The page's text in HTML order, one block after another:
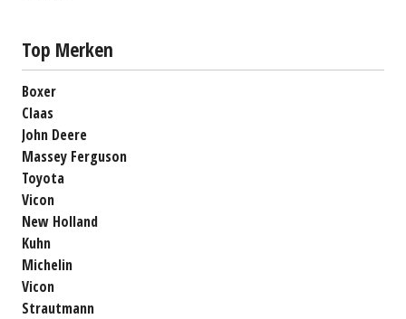
Top Merken
Boxer
Claas
John Deere
Massey Ferguson
Toyota
Vicon
New Holland
Kuhn
Michelin
Vicon
Strautmann